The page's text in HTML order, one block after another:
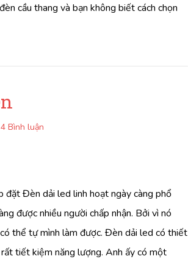
cầu thang và bạn không biết cách chọn
4 Bình luận
Đèn dải led linh hoạt ngày càng phổ
được nhiều người chấp nhận. Bởi vì nó
thể tự mình làm được. Đèn dải led có thiết
tiết kiệm năng lượng. Anh ấy có một